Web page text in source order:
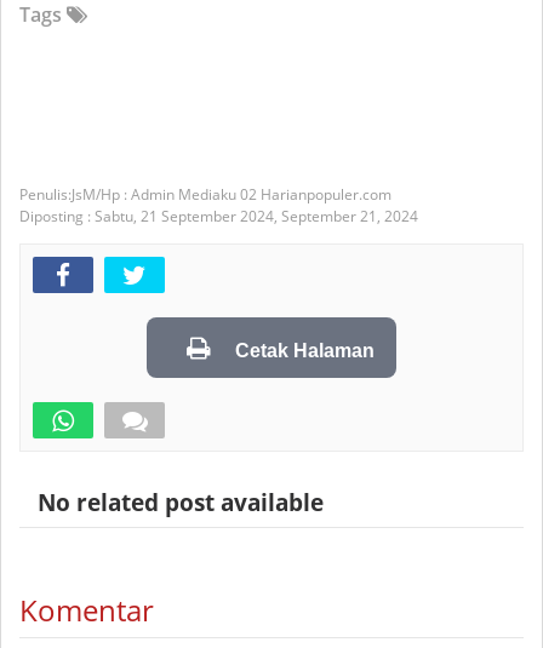
Tags
JsM/Hp : Admin Mediaku 02 Harianpopuler.com
Diposting : Sabtu, 21 September 2024, September 21, 2024
Cetak Halaman
No related post available
Komentar